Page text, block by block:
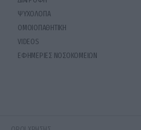
ΨΥΧΟΛΟΓΙΑ
ΟΜΟΙΟΠΑΘΗΤΙΚΗ
VIDEOS
ΕΦΗΜΕΡΙΕΣ ΝΟΣΟΚΟΜΕΙΩΝ